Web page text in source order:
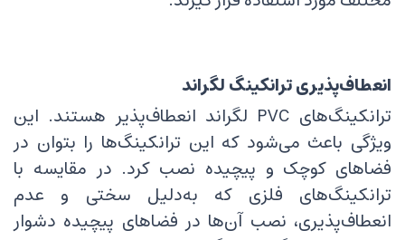
انعطاف‌پذیری ترانکینگ لگراند
ترانکینگ‌های PVC لگراند انعطاف‌پذیر هستند. این
ویژگی باعث می‌شود که این ترانکینگ‌ها را بتوان در
فضاهای کوچک و پیچیده نصب کرد. در مقایسه با
ترانکینگ‌های فلزی که به‌دلیل سختی و عدم
انعطاف‌پذیری، نصب آن‌ها در فضاهای پیچیده دشوار